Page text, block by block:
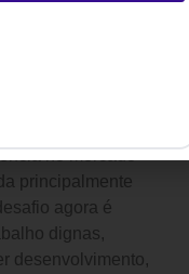
no mercado
principalmente
agora é
dignas,
desenvolvimento,